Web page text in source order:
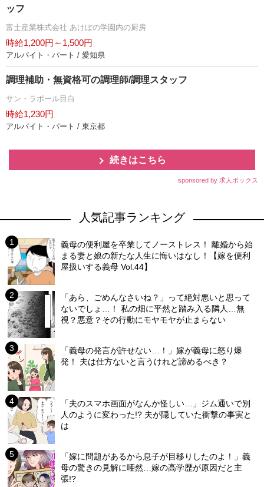
ッフ
富士産業株式会社 あけぼの学園内の厨房
時給1,200円～1,500円
アルバイト・パート / 愛知県
調理補助・無資格可の調理師/調理スタッフ
サン・ラポール目白
時給1,230円
アルバイト・パート / 東京都
続きはこちら
sponsored by 求人ボックス
人気記事ランキング
義母の便利屋を卒業してノーストレス！ 離婚から始
まる妻と娘の新たな人生に悔いはなし！【嫁を便利
屋扱いする義母 Vol.44】
「あら、ごめんなさいね？」って絶対悪いと思って
ないでしょ…！ 私の畑に平然と踏み入る隣人…無
視？悪意？その行動にモヤモヤが止まらない
「義母の発言が許せない…！」嫁が義母に怒り爆
発！ 夫は仕方ないと言うけれど諦めるべき？
「夫のスマホ画面がなんか怪しい…」ジム通いで別
人のように変わった!? 夫が隠していた衝撃の事実と
は
「嫁に問題があるから息子が目移りしたのよ！」義
母の驚きの見解に唖然…嫁の高学歴が原因だと主
張!?